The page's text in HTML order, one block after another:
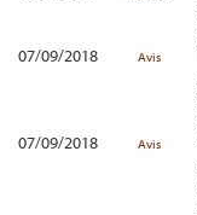
07/09/2018
Avis
07/09/2018
Avis